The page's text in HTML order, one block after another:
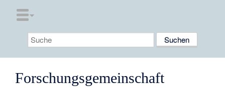
Forschungsgemeinschaft